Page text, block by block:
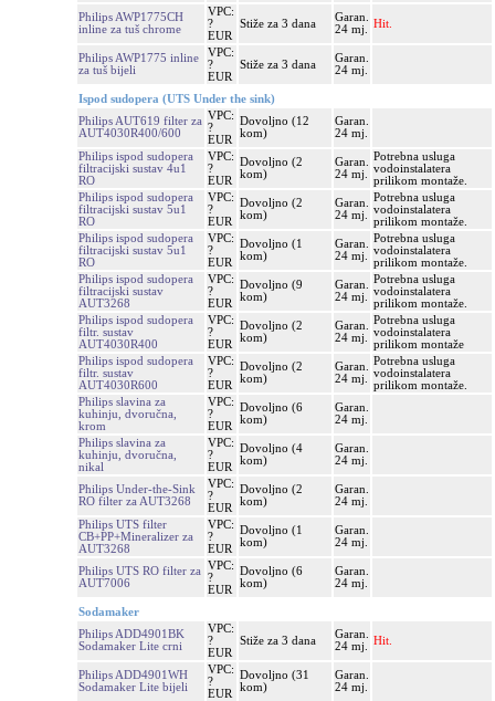
Philips AWP1775CH
inline za tuš chrome
VPC:
?
EUR
Stiže za 3 dana
Garan.
24 mj.
Hit.
Philips AWP1775 inline
za tuš bijeli
VPC:
?
EUR
Stiže za 3 dana
Garan.
24 mj.
Ispod sudopera (UTS Under the sink)
Philips AUT619 filter za
AUT4030R400/600
VPC:
?
EUR
Dovoljno (12
kom)
Garan.
24 mj.
Philips ispod sudopera
filtracijski sustav 4u1
RO
VPC:
?
EUR
Dovoljno (2
kom)
Garan.
24 mj.
Potrebna usluga
vodoinstalatera
prilikom montaže.
Philips ispod sudopera
filtracijski sustav 5u1
RO
VPC:
?
EUR
Dovoljno (2
kom)
Garan.
24 mj.
Potrebna usluga
vodoinstalatera
prilikom montaže.
Philips ispod sudopera
filtracijski sustav 5u1
RO
VPC:
?
EUR
Dovoljno (1
kom)
Garan.
24 mj.
Potrebna usluga
vodoinstalatera
prilikom montaže.
Philips ispod sudopera
filtracijski sustav
AUT3268
VPC:
?
EUR
Dovoljno (9
kom)
Garan.
24 mj.
Potrebna usluga
vodoinstalatera
prilikom montaže.
Philips ispod sudopera
filtr. sustav
AUT4030R400
VPC:
?
EUR
Dovoljno (2
kom)
Garan.
24 mj.
Potrebna usluga
vodoinstalatera
prilikom montaže
Philips ispod sudopera
filtr. sustav
AUT4030R600
VPC:
?
EUR
Dovoljno (2
kom)
Garan.
24 mj.
Potrebna usluga
vodoinstalatera
prilikom montaže.
Philips slavina za
kuhinju, dvoručna,
krom
VPC:
?
EUR
Dovoljno (6
kom)
Garan.
24 mj.
Philips slavina za
kuhinju, dvoručna,
nikal
VPC:
?
EUR
Dovoljno (4
kom)
Garan.
24 mj.
Philips Under-the-Sink
RO filter za AUT3268
VPC:
?
EUR
Dovoljno (2
kom)
Garan.
24 mj.
Philips UTS filter
CB+PP+Mineralizer za
AUT3268
VPC:
?
EUR
Dovoljno (1
kom)
Garan.
24 mj.
Philips UTS RO filter za
AUT7006
VPC:
?
EUR
Dovoljno (6
kom)
Garan.
24 mj.
Sodamaker
Philips ADD4901BK
Sodamaker Lite crni
VPC:
?
EUR
Stiže za 3 dana
Garan.
24 mj.
Hit.
Philips ADD4901WH
Sodamaker Lite bijeli
VPC:
?
EUR
Dovoljno (31
kom)
Garan.
24 mj.